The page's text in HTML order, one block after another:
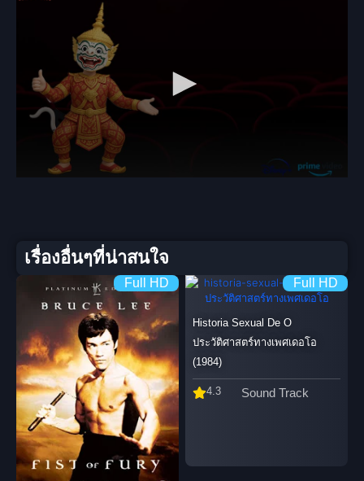
เรื่องอื่นๆที่น่าสนใจ
Full HD Full HD
Historia Sexual De O
ประวัติศาสตร์ทางเพศเดอโอ
(1984)
4.3 Sound Track